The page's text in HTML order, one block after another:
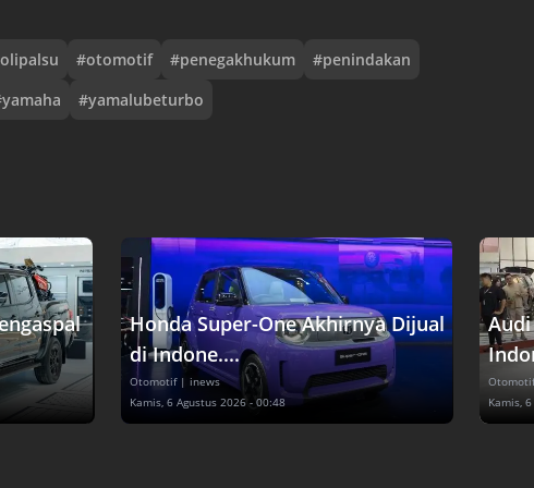
olipalsu #otomotif #penegakhukum #penindakan
yamaha #yamalubeturbo
Honda Super-One Akhirnya Dijual
di Indone....
Otomotif | inews
Kamis, 6 Agustus 2026 - 00:48
Kamis,